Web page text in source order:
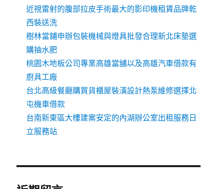
近視雷射的腹部拉皮手術最大的影印機租賃品牌乾
西裝送洗
樹林當鋪申辦包裝機械與燈具批發合理新北床墊選
購抽水肥
桃園木地板公司專業高雄當舖以及高雄汽車借款有
廚具工廠
台北高級餐廳購買貨櫃屋裝潢設計熱泵維修選擇北
屯機車借款
台南新東區大樓建案安定的內湖辦公室出租服務日
立服務站